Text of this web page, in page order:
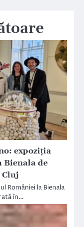
expoziția
Bienala de
Cluj
României la Bienala
în…